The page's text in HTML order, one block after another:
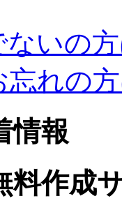
いの
れの
情報
料作成